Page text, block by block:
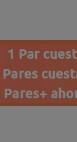
1 Par
Pares
Pares+